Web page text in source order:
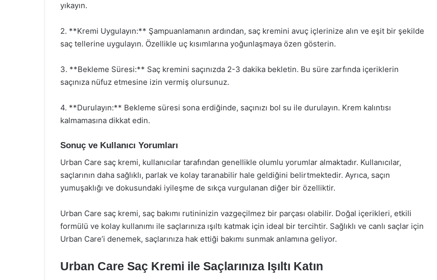
yıkayın.
2. **Kremi Uygulayın:** Şampuanlamanın ardından, saç kremini avuç içlerinize alın ve eşit bir şekilde
saç tellerine uygulayın. Özellikle uç kısımlarına yoğunlaşmaya özen gösterin.
3. **Bekleme Süresi:** Saç kremini saçınızda 2-3 dakika bekletin. Bu süre zarfında içeriklerin
saçınıza nüfuz etmesine izin vermiş olursunuz.
4. **Durulayın:** Bekleme süresi sona erdiğinde, saçınızı bol su ile durulayın. Krem kalıntısı
kalmamasına dikkat edin.
Sonuç ve Kullanıcı Yorumları
Urban Care saç kremi, kullanıcılar tarafından genellikle olumlu yorumlar almaktadır. Kullanıcılar,
saçlarının daha sağlıklı, parlak ve kolay taranabilir hale geldiğini belirtmektedir. Ayrıca, saçın
yumuşaklığı ve dokusundaki iyileşme de sıkça vurgulanan diğer bir özelliktir.
Urban Care saç kremi, saç bakımı rutininizin vazgeçilmez bir parçası olabilir. Doğal içerikleri, etkili
formülü ve kolay kullanımı ile saçlarınıza ışıltı katmak için ideal bir tercihtir. Sağlıklı ve canlı saçlar için
Urban Care’i denemek, saçlarınıza hak ettiği bakımı sunmak anlamına geliyor.
Urban Care Saç Kremi ile Saçlarınıza Işıltı Katın